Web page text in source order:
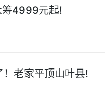
筹4999元起!
老家平顶山叶县!